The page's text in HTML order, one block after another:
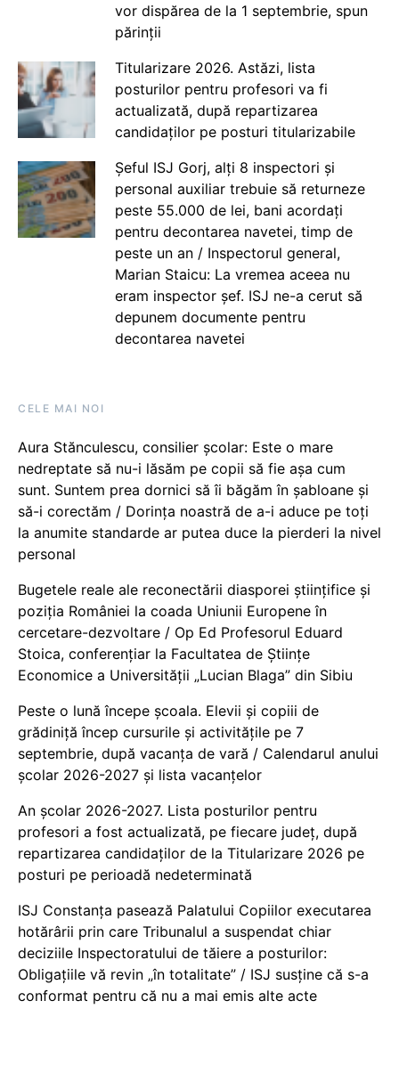
vor dispărea de la 1 septembrie, spun
părinții
Titularizare 2026. Astăzi, lista
posturilor pentru profesori va fi
actualizată, după repartizarea
candidaților pe posturi titularizabile
Șeful ISJ Gorj, alți 8 inspectori și
personal auxiliar trebuie să returneze
peste 55.000 de lei, bani acordați
pentru decontarea navetei, timp de
peste un an / Inspectorul general,
Marian Staicu: La vremea aceea nu
eram inspector șef. ISJ ne-a cerut să
depunem documente pentru
decontarea navetei
CELE MAI NOI
Aura Stănculescu, consilier școlar: Este o mare
nedreptate să nu-i lăsăm pe copii să fie așa cum
sunt. Suntem prea dornici să îi băgăm în șabloane și
să-i corectăm / Dorința noastră de a-i aduce pe toți
la anumite standarde ar putea duce la pierderi la nivel
personal
Bugetele reale ale reconectării diasporei științifice și
poziția României la coada Uniunii Europene în
cercetare-dezvoltare / Op Ed Profesorul Eduard
Stoica, conferențiar la Facultatea de Științe
Economice a Universității „Lucian Blaga” din Sibiu
Peste o lună începe școala. Elevii și copiii de
grădiniță încep cursurile și activitățile pe 7
septembrie, după vacanța de vară / Calendarul anului
școlar 2026-2027 și lista vacanțelor
An școlar 2026-2027. Lista posturilor pentru
profesori a fost actualizată, pe fiecare județ, după
repartizarea candidaților de la Titularizare 2026 pe
posturi pe perioadă nedeterminată
ISJ Constanța pasează Palatului Copiilor executarea
hotărârii prin care Tribunalul a suspendat chiar
deciziile Inspectoratului de tăiere a posturilor:
Obligațiile vă revin „în totalitate” / ISJ susține că s-a
conformat pentru că nu a mai emis alte acte